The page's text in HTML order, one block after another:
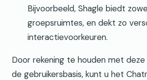
Bijvoorbeeld, Shagle biedt
groepsruimtes, en dekt zo
interactievoorkeuren.
Door rekening te houden met
de gebruikersbasis, kunt u het